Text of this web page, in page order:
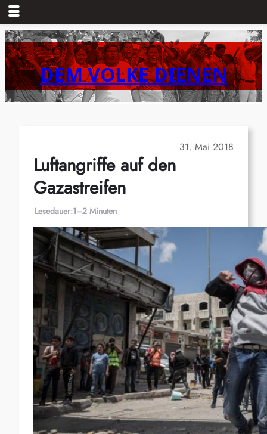
Zum
Inhalt
springenDEM VOLKE DIENEN
31. Mai 2018
Luftangriffe auf den
Gazastreifen
Lesedauer:1–2 Minuten